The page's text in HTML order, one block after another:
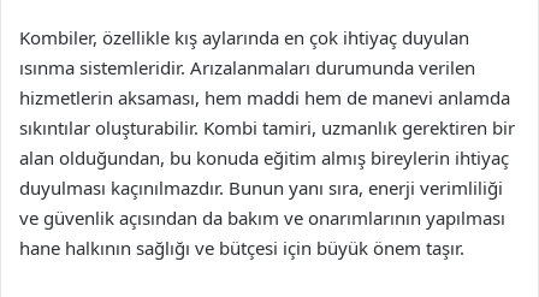
Kombiler, özellikle kış aylarında en çok ihtiyaç duyulan
ısınma sistemleridir. Arızalanmaları durumunda verilen
hizmetlerin aksaması, hem maddi hem de manevi anlamda
sıkıntılar oluşturabilir. Kombi tamiri, uzmanlık gerektiren bir
alan olduğundan, bu konuda eğitim almış bireylerin ihtiyaç
duyulması kaçınılmazdır. Bunun yanı sıra, enerji verimliliği
ve güvenlik açısından da bakım ve onarımlarının yapılması
hane halkının sağlığı ve bütçesi için büyük önem taşır.